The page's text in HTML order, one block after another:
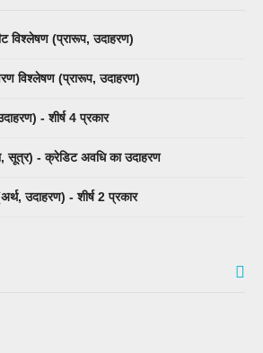
विश्लेषण (प्रारूप, उदाहरण)
विश्लेषण (प्रारूप, उदाहरण)
- शीर्ष 4 प्रकार
सूत्र) - क्रेडिट अवधि का उदाहरण
उदाहरण) - शीर्ष 2 प्रकार